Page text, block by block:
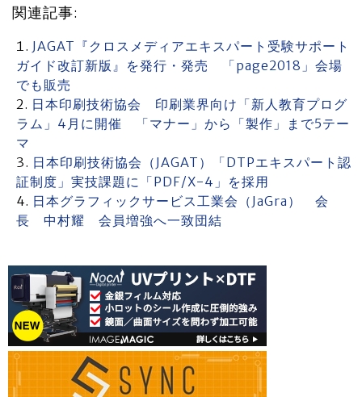
関連記事:
JAGAT『クロスメディアエキスパート受験サポート
ガイド改訂新版』を発行・発売 「page2018」会場
でも販売
日本印刷技術協会 印刷業界向け「新人教育プログ
ラム」4月に開催 「マナー」から「製作」まで5テー
マ
日本印刷技術協会（JAGAT）「DTPエキスパート認
証制度」実技課題に「PDF/X-4」を採用
日本グラフィックサービス工業会（JaGra） 会
長 中村耀 会員増強へ一致団結